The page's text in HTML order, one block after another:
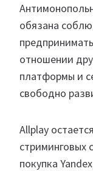
обязана
отношении
платформы и
свободно
Allplay
стриминговых
покупка